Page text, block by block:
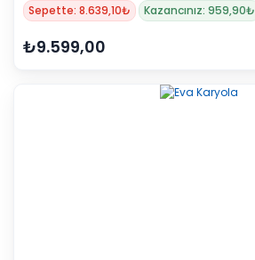
Sepette: 8.639,10₺ Kazancınız: 959,90₺
₺9.599,00